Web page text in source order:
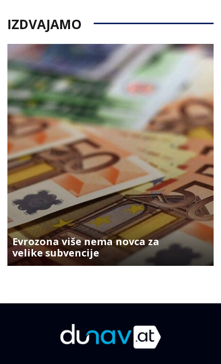
IZDVAJAMO
Evrozona više nema novca za
velike subvencije